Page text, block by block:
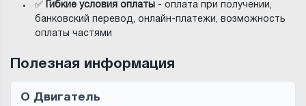
✅ Гибкие условия оплаты - оплата при получении,
банковский перевод, онлайн-платежи, возможность
оплаты частями
Полезная информация
О Двигатель